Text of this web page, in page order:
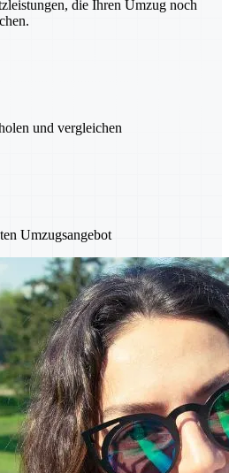
die Ihren Umzug noch
und vergleichen
Umzugsangebot